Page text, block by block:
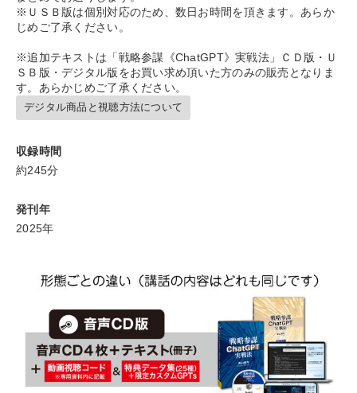
※ＵＳＢ版は個別対応のため、数日お時間を頂きます。あらか
じめご了承ください。
※追加テキストは「戦略参謀《ChatGPT》実戦法」ＣＤ版・Ｕ
ＳＢ版・デジタル版をお買い求め頂いた方のみの販売となりま
す。あらかじめご了承ください。
デジタル商品と視聴方法について
収録時間
約245分
発刊年
2025年